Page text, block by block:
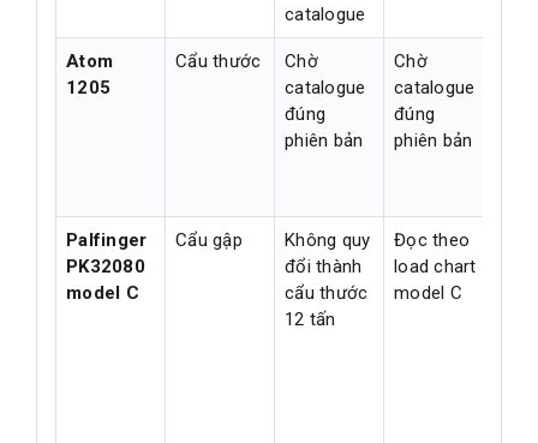
catalogue
Atom
1205
Cẩu thước
Chờ
catalogue
đúng
phiên bản
Chờ
catalogue
đúng
phiên bản
Palfinger
PK32080
model C
Cẩu gập
Không quy
đổi thành
cẩu thước
12 tấn
Đọc theo
load chart
model C